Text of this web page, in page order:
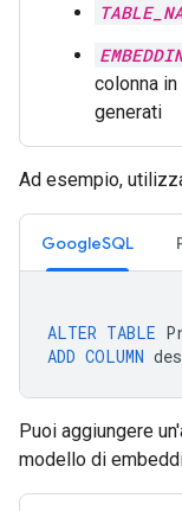
colonna
generati
Ad esempio,
GoogleSQL
ALTER TABLE
ADD COLUMN
Puoi aggiungere
modello di